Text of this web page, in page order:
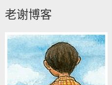
老谢博客